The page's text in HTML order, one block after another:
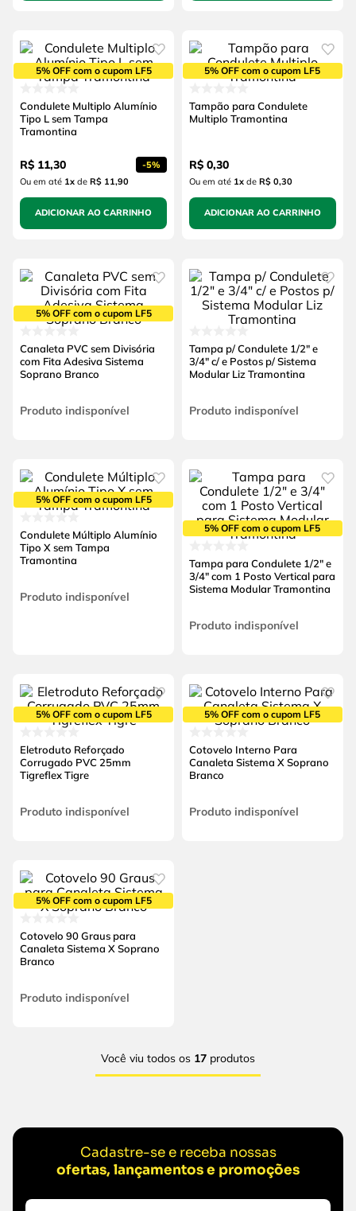
5% OFF com o cupom LF5
Condulete Multiplo Alumínio
Tipo L sem Tampa
Tramontina
R$ 11,30 -5%
Ou em até 1xde R$ 11,90
ADICIONAR AO CARRINHO
5% OFF com o cupom LF5
Tampão para Condulete
Multiplo Tramontina
R$ 0,30
Ou em até 1xde R$ 0,30
ADICIONAR AO CARRINHO
5% OFF com o cupom LF5
Canaleta PVC sem Divisória
com Fita Adesiva Sistema
Soprano Branco
Produto indisponível
Tampa p/ Condulete 1/2" e
3/4" c/ e Postos p/ Sistema
Modular Liz Tramontina
Produto indisponível
5% OFF com o cupom LF5
Condulete Múltiplo Alumínio
Tipo X sem Tampa
Tramontina
Produto indisponível
5% OFF com o cupom LF5
Tampa para Condulete 1/2" e
3/4" com 1 Posto Vertical para
Sistema Modular Tramontina
Produto indisponível
5% OFF com o cupom LF5
Eletroduto Reforçado
Corrugado PVC 25mm
Tigreflex Tigre
Produto indisponível
5% OFF com o cupom LF5
Cotovelo Interno Para
Canaleta Sistema X Soprano
Branco
Produto indisponível
5% OFF com o cupom LF5
Cotovelo 90 Graus para
Canaleta Sistema X Soprano
Branco
Produto indisponível
Você viu todos os 17 produtos
Cadastre-se e receba nossas
ofertas, lançamentos e promoções